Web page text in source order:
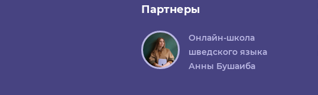
Партнеры
Онлайн-школа
шведского языка
Анны Бушаиба